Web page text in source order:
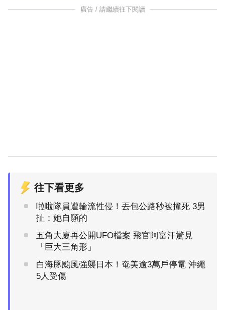
廣告 / 請繼續往下閱讀
往下看更多
啦啦隊員遭輪流性侵！丟包公路秒被撞死 3男
扯：她自願的
五角大廈再公開UFO檔案 飛官阿富汗驚見
「巨大三角形」
白海豚颱風強襲日本！奄美逾3萬戶停電 沖繩
5人受傷